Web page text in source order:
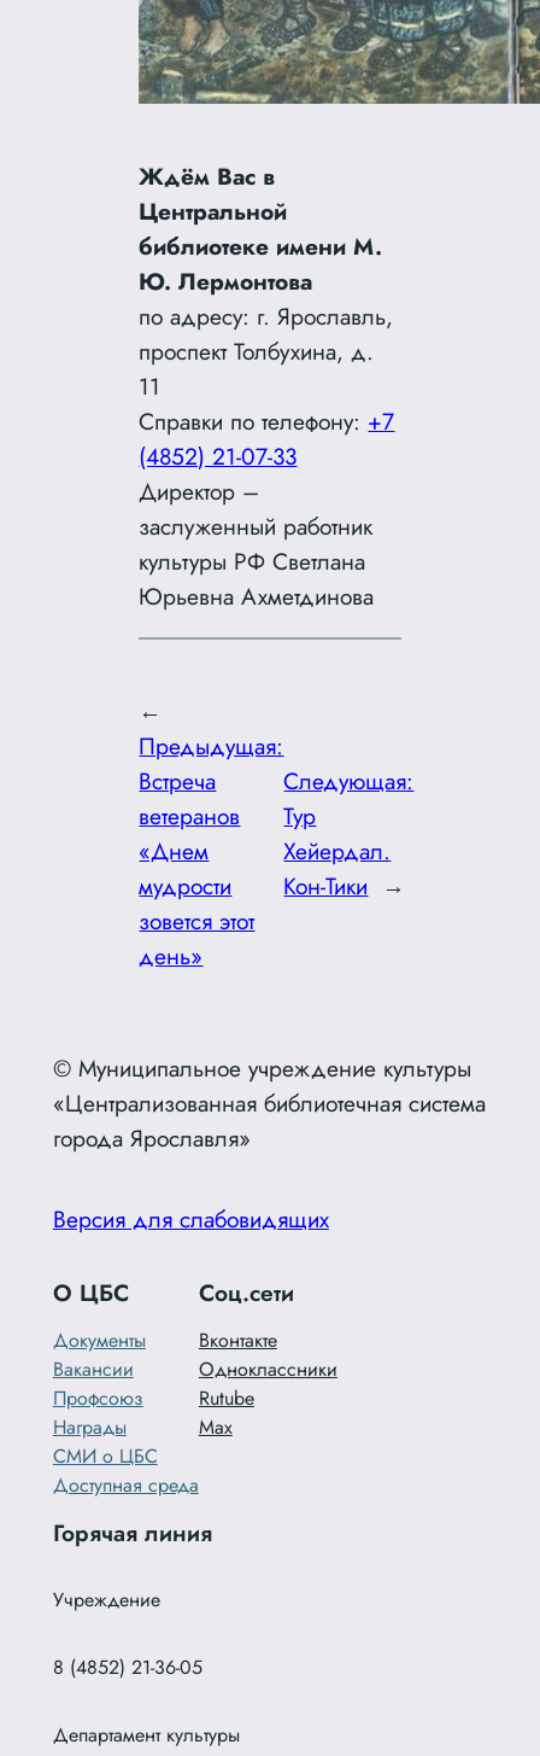
Ждём Вас в
Центральной
библиотеке имени М.
Ю. Лермонтова
по адресу: г. Ярославль,
проспект Толбухина, д.
11
Справки по телефону: +7
(4852) 21-07-33
Директор –
заслуженный работник
культуры РФ Светлана
Юрьевна Ахметдинова
←
Предыдущая:
Встреча
ветеранов
«Днем
мудрости
зовется этот
день»
Следующая:
Тур
Хейердал.
Кон-Тики →
© Муниципальное учреждение культуры
«Централизованная библиотечная система
города Ярославля»
Версия для слабовидящих
О ЦБС
Документы
Вакансии
Профсоюз
Награды
СМИ о ЦБС
Доступная среда
Соц.сети
Вконтакте
Одноклассники
Rutube
Max
Горячая линия
Учреждение
8 (4852) 21-36-05
Департамент культуры